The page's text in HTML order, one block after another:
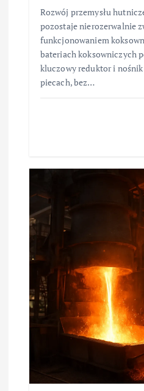
Rozwój przemysłu
pozostaje nierozerwalnie
funkcjonowaniem
bateriach koksowniczych
kluczowy reduktor i
piecach, bez…